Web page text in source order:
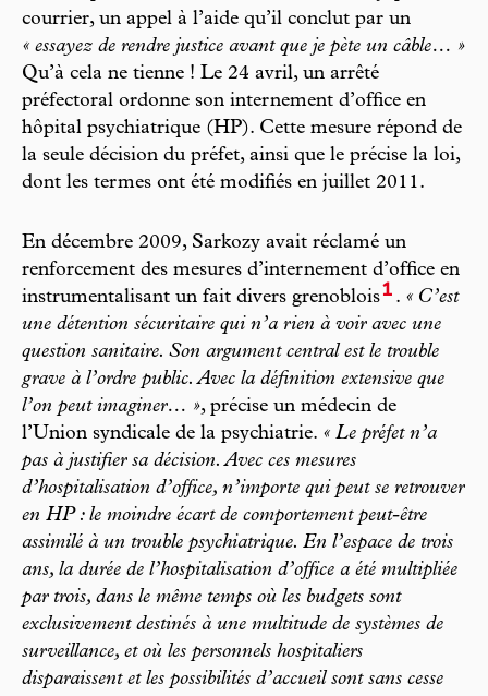
courrier, un appel à l’aide qu’il conclut par un
« essayez de rendre justice avant que je pète un câble… »
Qu’à cela ne tienne ! Le 24 avril, un arrêté
préfectoral ordonne son internement d’office en
hôpital psychiatrique (HP). Cette mesure répond de
la seule décision du préfet, ainsi que le précise la loi,
dont les termes ont été modifiés en juillet 2011.
En décembre 2009, Sarkozy avait réclamé un
renforcement des mesures d’internement d’office en
instrumentalisant un fait divers grenoblois1 . « C’est
une détention sécuritaire qui n’a rien à voir avec une
question sanitaire. Son argument central est le trouble
grave à l’ordre public. Avec la définition extensive que
l’on peut imaginer… », précise un médecin de
l’Union syndicale de la psychiatrie. « Le préfet n’a
pas à justifier sa décision. Avec ces mesures
d’hospitalisation d’office, n’importe qui peut se retrouver
en HP : le moindre écart de comportement peut-être
assimilé à un trouble psychiatrique. En l’espace de trois
ans, la durée de l’hospitalisation d’office a été multipliée
par trois, dans le même temps où les budgets sont
exclusivement destinés à une multitude de systèmes de
surveillance, et où les personnels hospitaliers
disparaissent et les possibilités d’accueil sont sans cesse